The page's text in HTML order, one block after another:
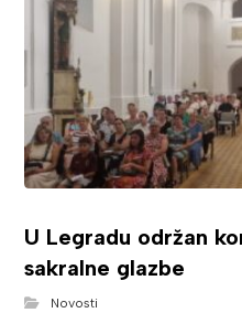
U Legradu održan
sakralne glazbe
Novosti